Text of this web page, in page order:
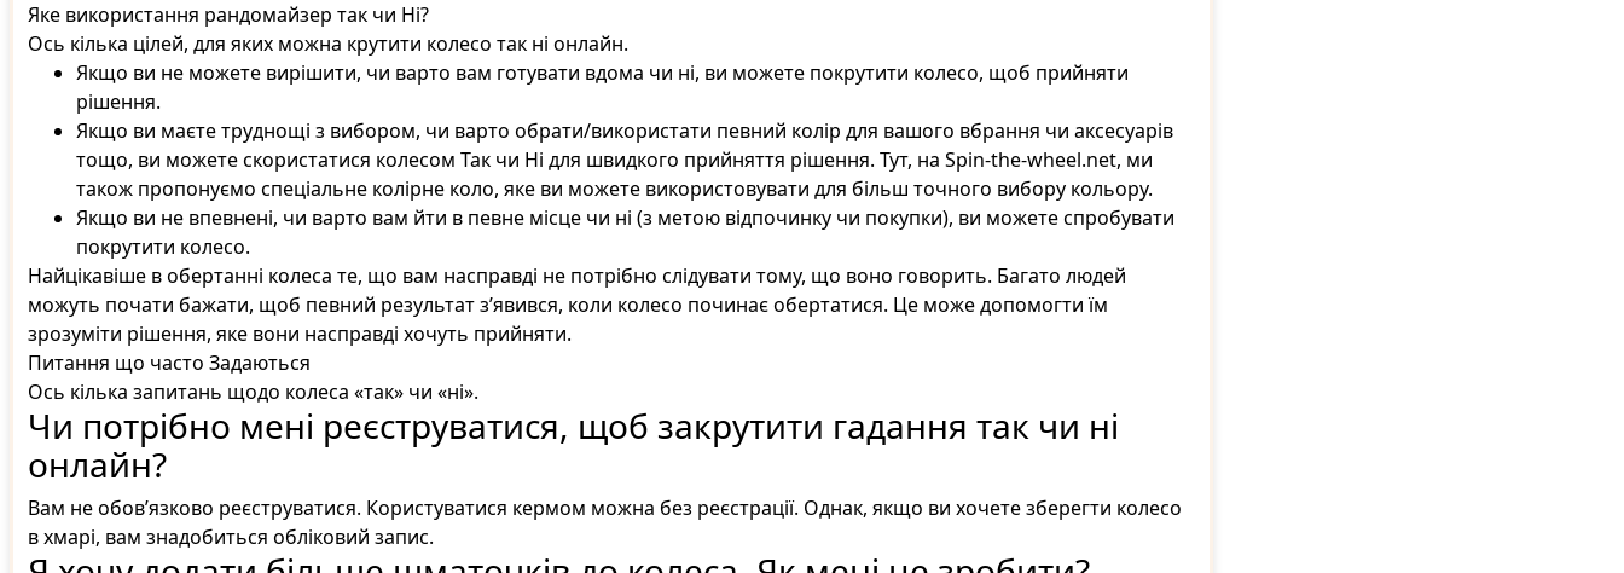
Яке використання рандомайзер так чи Ні?
Ось кілька цілей, для яких можна крутити колесо так ні онлайн.
Якщо ви не можете вирішити, чи варто вам готувати вдома чи ні, ви можете покрутити колесо, щоб прийняти
рішення.
Якщо ви маєте труднощі з вибором, чи варто обрати/використати певний колір для вашого вбрання чи аксесуарів
тощо, ви можете скористатися колесом Так чи Ні для швидкого прийняття рішення. Тут, на Spin-the-wheel.net, ми
також пропонуємо спеціальне колірне коло, яке ви можете використовувати для більш точного вибору кольору.
Якщо ви не впевнені, чи варто вам йти в певне місце чи ні (з метою відпочинку чи покупки), ви можете спробувати
покрутити колесо.
Найцікавіше в обертанні колеса те, що вам насправді не потрібно слідувати тому, що воно говорить. Багато людей
можуть почати бажати, щоб певний результат з’явився, коли колесо починає обертатися. Це може допомогти їм
зрозуміти рішення, яке вони насправді хочуть прийняти.
Питання що часто Задаються
Ось кілька запитань щодо колеса «так» чи «ні».
Чи потрібно мені реєструватися, щоб закрутити гадання так чи ні
онлайн?
Вам не обов’язково реєструватися. Користуватися кермом можна без реєстрації. Однак, якщо ви хочете зберегти колесо
в хмарі, вам знадобиться обліковий запис.